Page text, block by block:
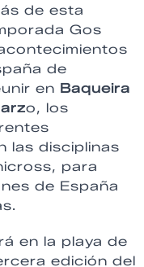
de esta
Gos
de
en Baqueira
o, los
las disciplinas
para
de España
en la playa de
edición del